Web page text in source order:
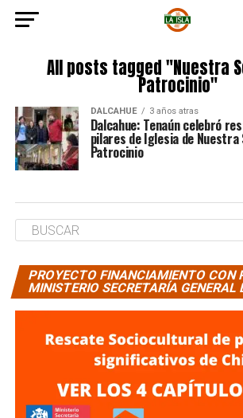
All posts tagged "Nuestra
Patrocinio"
DALCAHUE 3 años atras
Dalcahue: Tenaún celebró
pilares de Iglesia de Nuestra
Patrocinio
PROYECTO FINANCIAMIENTO CON
MINISTERIO SECRETARÍA GENERAL